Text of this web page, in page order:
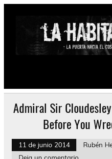
Saltar
Psychedelic, Stoner,
Admiral Sir
Before You
11 de junio 2014
Rubén
Deja un comentario